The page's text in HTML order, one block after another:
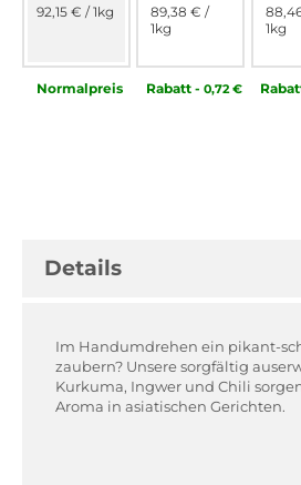
92,15 € / 1kg
Normal­preis
89,38 € /
1kg
Rabatt - 0,72 €
1kg
Details
Im Handumdrehen ein pikant-
zaubern? Unsere sorgfältig
Kurkuma, Ingwer und Chili
Aroma in asiatischen Gerichten.